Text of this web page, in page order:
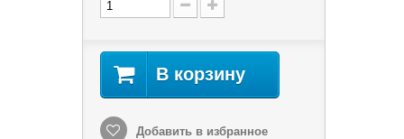
В корзину
Добавить в избранное